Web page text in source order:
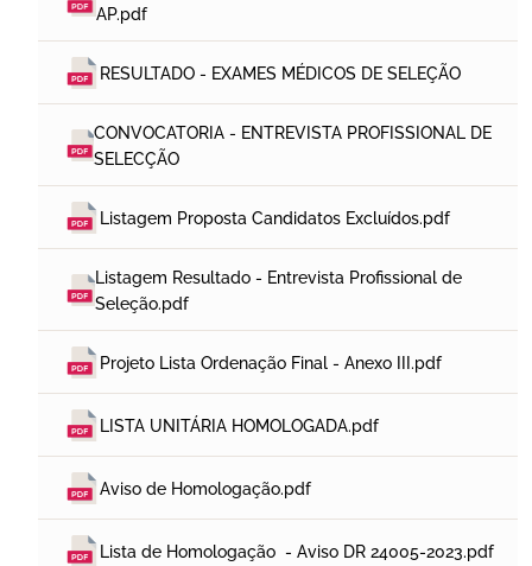
AP.pdf
RESULTADO - EXAMES MÉDICOS DE SELEÇÃO
CONVOCATORIA - ENTREVISTA PROFISSIONAL DE
SELECÇÃO
Listagem Proposta Candidatos Excluídos.pdf
Listagem Resultado - Entrevista Profissional de
Seleção.pdf
Projeto Lista Ordenação Final - Anexo III.pdf
LISTA UNITÁRIA HOMOLOGADA.pdf
Aviso de Homologação.pdf
Lista de Homologação  - Aviso DR 24005-2023.pdf